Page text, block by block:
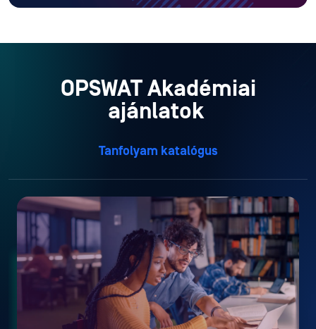
OPSWAT Akadémiai
ajánlatok
Tanfolyam katalógus
Társult pálya
Foglalkozik a kiberbiztonsági koncepciókkal és
módszerekkel a CIP-en belül, szilárd ismereteket
nyújtva a terület elméleteiről és azok alkalmazásáról a